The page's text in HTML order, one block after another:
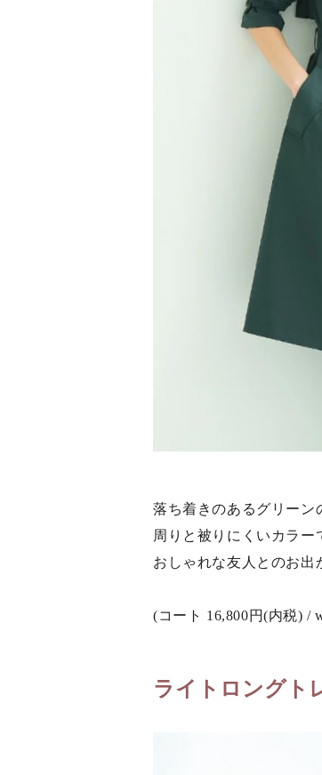
落ち着きのあるグリーン
周りと被りにくいカラー
おしゃれな友人とのお出
(コート 16,800円(内税) /
ライトロングト